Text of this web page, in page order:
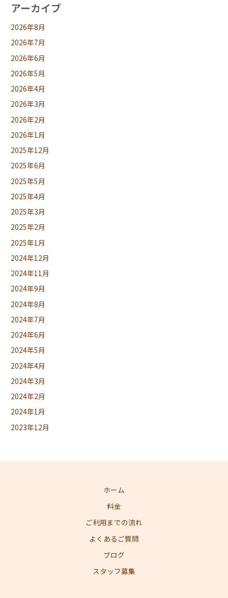
アーカイブ
2026年8月
2026年7月
2026年6月
2026年5月
2026年4月
2026年3月
2026年2月
2026年1月
2025年12月
2025年6月
2025年5月
2025年4月
2025年3月
2025年2月
2025年1月
2024年12月
2024年11月
2024年9月
2024年8月
2024年7月
2024年6月
2024年5月
2024年4月
2024年3月
2024年2月
2024年1月
2023年12月
ホーム
料金
ご利用までの流れ
よくあるご質問
ブログ
スタッフ募集